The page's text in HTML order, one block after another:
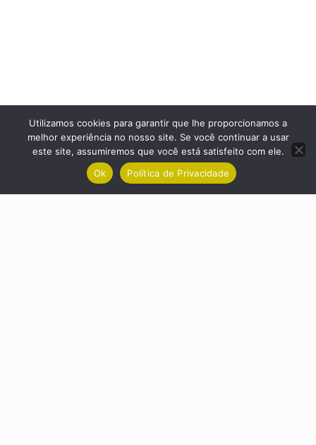
Utilizamos cookies para garantir que lhe proporcionamos a
melhor experiência no nosso site. Se você continuar a usar
este site, assumiremos que você está satisfeito com ele.
Ok
Política de Privacidade